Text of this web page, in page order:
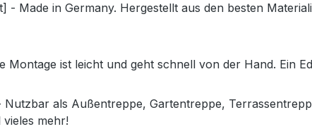
- Made in Germany. Hergestellt aus den besten
Montage ist leicht und geht schnell von der Hand. Ein
Nutzbar als Außentreppe, Gartentreppe,
mehr!